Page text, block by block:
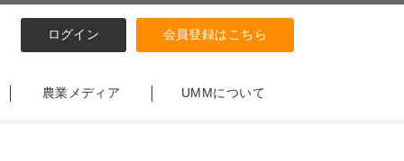
ログイン 会員登録はこちら
農業メディア UMMについて